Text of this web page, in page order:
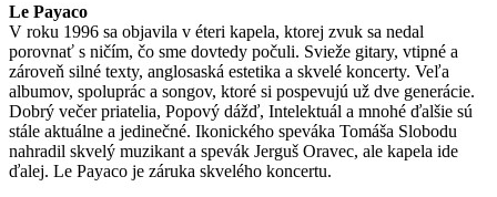
Le Payaco
V roku 1996 sa objavila v éteri kapela, ktorej zvuk sa nedal
porovnať s ničím, čo sme dovtedy počuli. Svieže gitary, vtipné a
zároveň silné texty, anglosaská estetika a skvelé koncerty. Veľa
albumov, spoluprác a songov, ktoré si pospevujú už dve generácie.
Dobrý večer priatelia, Popový dážď, Intelektuál a mnohé ďalšie sú
stále aktuálne a jedinečné. Ikonického speváka Tomáša Slobodu
nahradil skvelý muzikant a spevák Jerguš Oravec, ale kapela ide
ďalej. Le Payaco je záruka skvelého koncertu.